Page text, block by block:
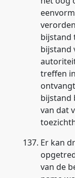
bijstand
bijstand
treffen
bijstand
van dat
137. Er kan
van de